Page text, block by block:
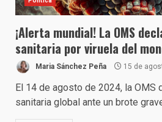
¡Alerta mundial! La OMS
sanitaria por viruela del
Maria Sánchez Peña 15 de
El 14 de agosto de 2024, la OMS
sanitaria global ante un brote